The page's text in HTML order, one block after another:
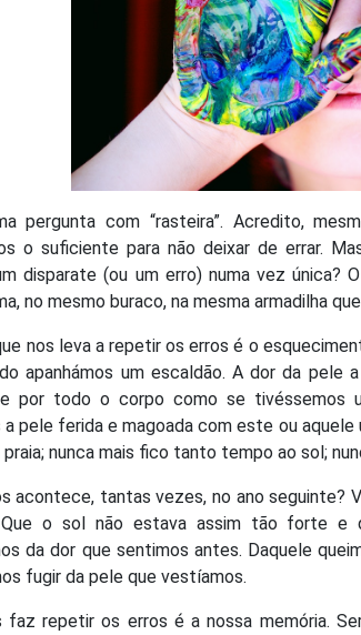
pergunta com “rasteira”. Acredito,
o suficiente para não deixar de errar.
disparate (ou um erro) numa vez única?
no mesmo buraco, na mesma armadilha
nos leva a repetir os erros é o
apanhámos um escaldão. A dor da
por todo o corpo como se tivéssemos
pele ferida e magoada com este ou
praia; nunca mais fico tanto tempo ao sol;
acontece, tantas vezes, no ano seguinte?
o sol não estava assim tão forte e
da dor que sentimos antes. Daquele
fugir da pele que vestíamos.
faz repetir os erros é a nossa memória.